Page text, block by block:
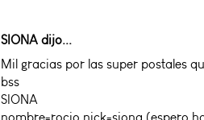
SIONA dijo...
Mil gracias por las super postales
bss
SIONA